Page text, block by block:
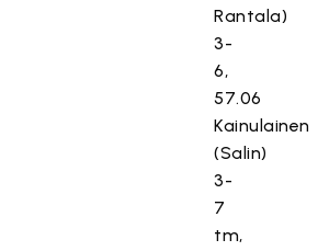
Rantala)
3-
6,
57.06
Kainulainen
(Salin)
3-
7
tm,